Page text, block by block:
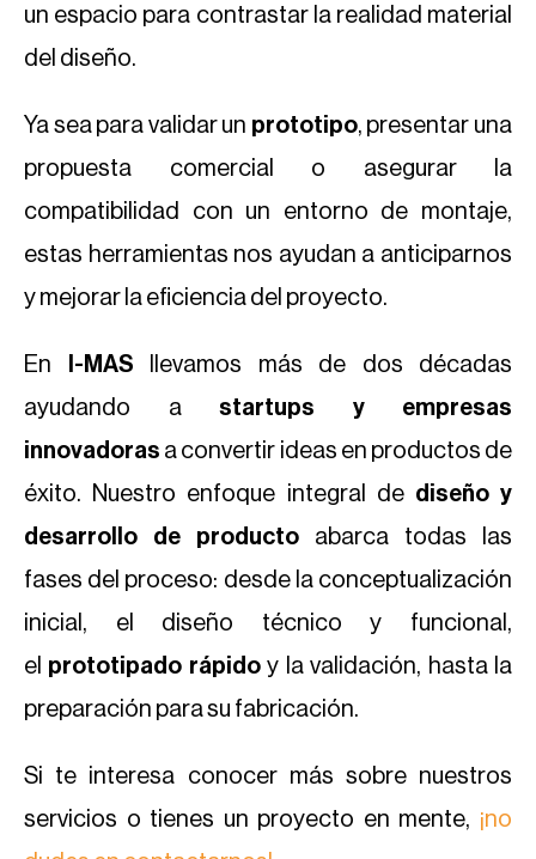
un espacio para contrastar la realidad material
del diseño.
Ya sea para validar un prototipo, presentar una
propuesta comercial o asegurar la
compatibilidad con un entorno de montaje,
estas herramientas nos ayudan a anticiparnos
y mejorar la eficiencia del proyecto.
En I-MAS llevamos más de dos décadas
ayudando a startups y empresas
innovadoras a convertir ideas en productos de
éxito. Nuestro enfoque integral dediseño y
desarrollo de producto abarca todas las
fases del proceso: desde la conceptualización
inicial, el diseño técnico y funcional,
el prototipado rápidoy la validación, hasta la
preparación para su fabricación.
Si te interesa conocer más sobre nuestros
servicios o tienes un proyecto en mente, ¡no